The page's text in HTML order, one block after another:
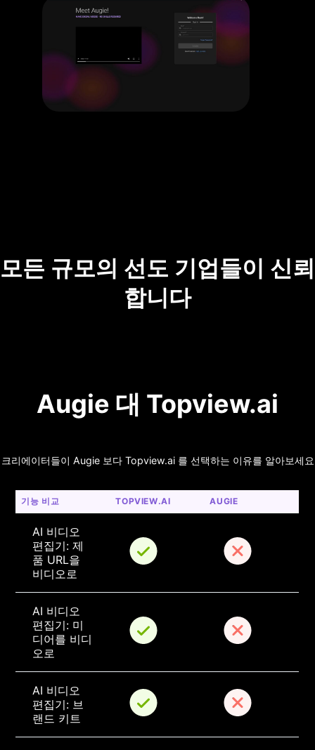
모든 규모의 선도 기업들이 신뢰
합니다
Augie 대 Topview.ai
크리에이터들이 Augie 보다 Topview.ai 를 선택하는 이유를 알아보세요
기능 비교 TOPVIEW.AI AUGIE
AI 비디오
편집기: 제
품 URL을
비디오로
AI 비디오
편집기: 미
디어를 비디
오로
AI 비디오
편집기: 브
랜드 키트